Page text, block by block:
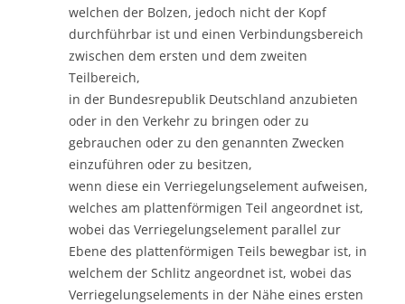
welchen der Bolzen, jedoch nicht der Kopf
durchführbar ist und einen Verbindungsbereich
zwischen dem ersten und dem zweiten
Teilbereich,
in der Bundesrepublik Deutschland anzubieten
oder in den Verkehr zu bringen oder zu
gebrauchen oder zu den genannten Zwecken
einzuführen oder zu besitzen,
wenn diese ein Verriegelungselement aufweisen,
welches am plattenförmigen Teil angeordnet ist,
wobei das Verriegelungselement parallel zur
Ebene des plattenförmigen Teils bewegbar ist, in
welchem der Schlitz angeordnet ist, wobei das
Verriegelungselements in der Nähe eines ersten